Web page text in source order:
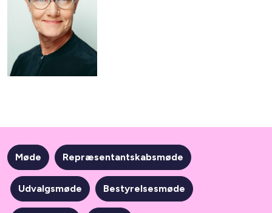
Møde Repræsentantskabsmøde
Udvalgsmøde Bestyrelsesmøde